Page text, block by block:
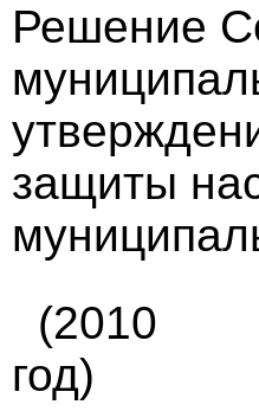
Решение
защиты
(2010
год)